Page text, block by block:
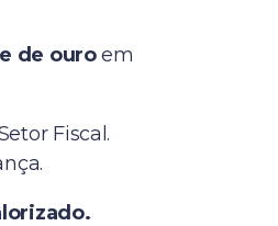
de ouroem
Fiscal.